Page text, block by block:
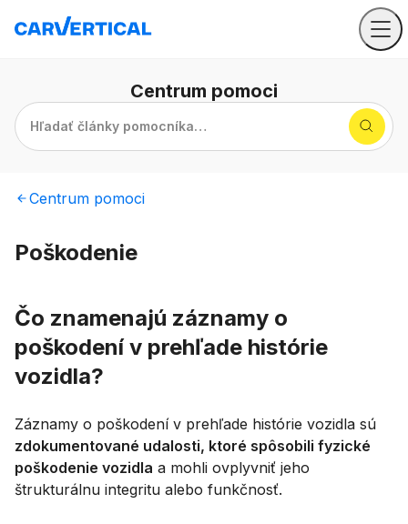
Centrum pomoci
Hľadať články pomocníka…
Centrum pomoci
Poškodenie
Čo znamenajú záznamy o
poškodení v prehľade histórie
vozidla?
Záznamy o poškodení v prehľade histórie vozidla sú
zdokumentované udalosti, ktoré spôsobili fyzické
poškodenie vozidla a mohli ovplyvniť jeho
štrukturálnu integritu alebo funkčnosť.